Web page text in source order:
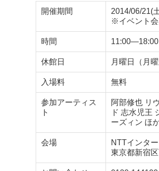
開催期間
2014/06/21(
※イベント会
時間 11:00—18:00
休館日 月曜日（月
入場料 無料
参加アーティス
ト
阿部修也 リ
ド 志水児王
ーズィン ほ
会場
NTTインタ
東京都新宿